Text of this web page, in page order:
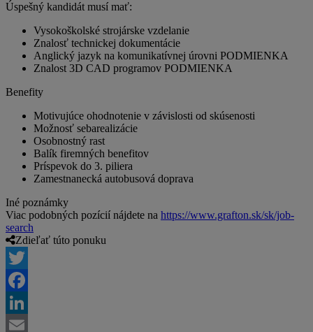
Úspešný kandidát musí mať:
Vysokoškolské strojárske vzdelanie
Znalosť technickej dokumentácie
Anglický jazyk na komunikatívnej úrovni PODMIENKA
Znalost 3D CAD programov PODMIENKA
Benefity
Motivujúce ohodnotenie v závislosti od skúsenosti
Možnosť sebarealizácie
Osobnostný rast
Balík firemných benefitov
Príspevok do 3. piliera
Zamestnanecká autobusová doprava
Iné poznámky
Viac podobných pozícií nájdete na https://www.grafton.sk/sk/job-
search
Zdieľať túto ponuku
Twitter
Facebook
LinkedIn